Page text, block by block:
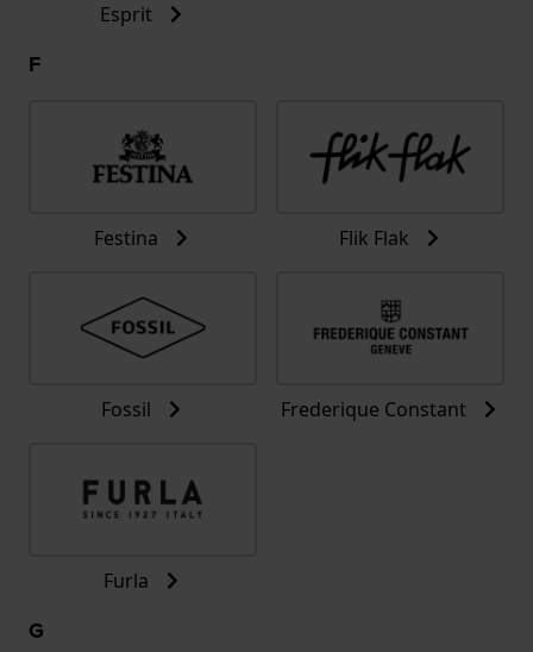
Esprit
F
Festina Flik Flak
Fossil Frederique Constant
Furla
G